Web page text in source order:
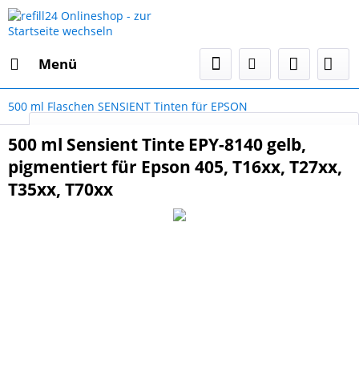
Menü
500 ml Flaschen SENSIENT Tinten für EPSON
500 ml Sensient Tinte EPY-8140 gelb,
pigmentiert für Epson 405, T16xx, T27xx,
T35xx, T70xx